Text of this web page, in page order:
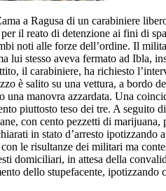
a Ragusa di un carabiniere
il reato di detenzione ai fini di
noti alle forze dell’ordine. Il
lui stesso aveva fermato ad Ibla,
il carabiniere, ha richiesto
è salito su una vettura, a bordo
manovra azzardata. Una
piuttosto teso dei tre. A seguito
con cento pezzetti di
in stato d’arresto
le risultanze dei militari ma
domiciliari, in attesa della
dello stupefacente, ipotizzando